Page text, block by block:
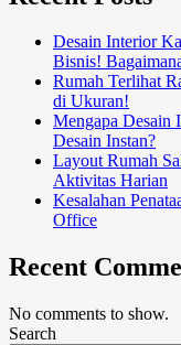
Desain Interior
Bisnis!
Rumah Terlihat
di Ukuran!
Mengapa Desain
Desain Instan?
Layout Rumah
Aktivitas Harian
Kesalahan
Office
Recent
No comments to show.
Search